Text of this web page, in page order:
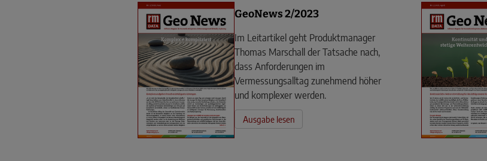
GeoNews 2/2023
Im Leitartikel geht Produktmanager
Thomas Marschall der Tatsache nach,
dass Anforderungen im
Vermessungsalltag zunehmend höher
und komplexer werden.
Ausgabe lesen